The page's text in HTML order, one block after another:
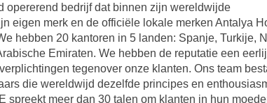
opererend bedrijf dat binnen zijn wereldwijde
eigen merk en de officiële lokale merken Antalya
hebben 20 kantoren in 5 landen: Spanje, Turkije,
Emiraten. We hebben de reputatie een
tegenover onze klanten. Ons team
die wereldwijd dezelfde principes en
spreekt meer dan 30 talen om klanten in hun